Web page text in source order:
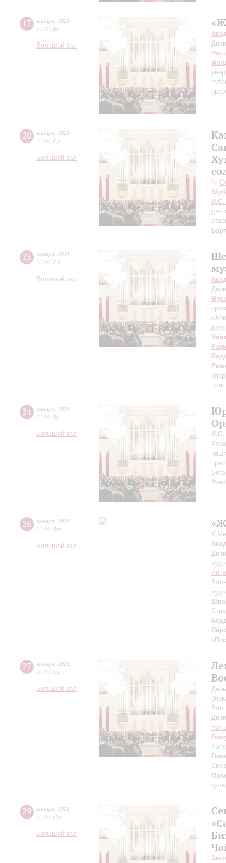
17 января 2021
20:00 Вс
Большой зал
20 января 2021
20:00 Ср
Большой зал
И.С.
для
23 января 2021
20:00 Сб
Большой зал
24 января 2021
20:00 Вс
Большой зал
И.С.
26 января 2021
20:00 Вт
Большой зал
К
27 января 2021
20:00 Ср
Большой зал
29 января 2021
20:00 Пт
Большой зал